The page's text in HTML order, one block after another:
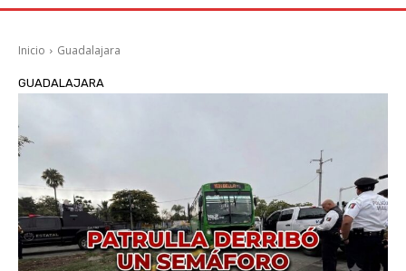
Inicio Guadalajara
GUADALAJARA